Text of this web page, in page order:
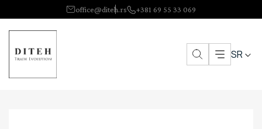
office@diteh.rs +381 69 55 33 069
SR